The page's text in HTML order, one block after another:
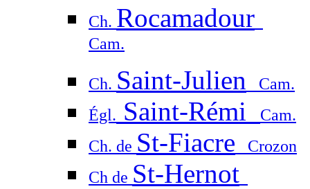
Ch. Rocamadour
Cam.
Ch. Saint-Julien Cam.
Égl. Saint-Rémi
Cam.
Ch. de St-Fiacre Crozon
Ch de St-Hernot